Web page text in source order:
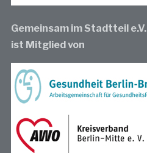
Gemeinsam im Stadtteil e.V.
ist Mitglied von